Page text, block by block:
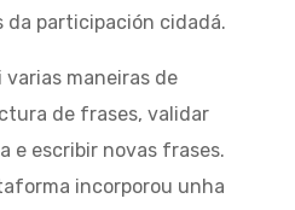
da participación cidadá.
varias maneiras de
de frases, validar
e escribir novas frases.
incorporou unha